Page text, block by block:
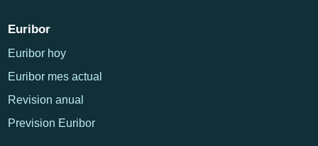
Euribor
Euribor hoy
Euribor mes actual
Revision anual
Prevision Euribor